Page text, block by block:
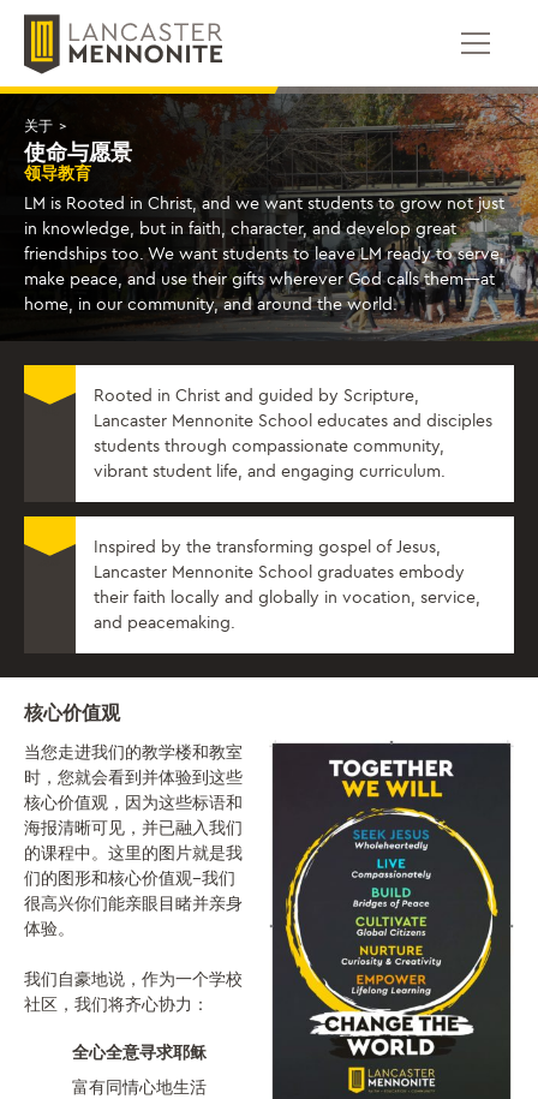
容
关于 >
使命与愿景
领导教育
LM is Rooted in Christ, and we want students to grow not just
in knowledge, but in faith, character, and develop great
friendships too. We want students to leave LM ready to serve,
make peace, and use their gifts wherever God calls them—at
home, in our community, and around the world.
Rooted in Christ and guided by Scripture,
Lancaster Mennonite School educates and disciples
students through compassionate community,
vibrant student life, and engaging curriculum.
Inspired by the transforming gospel of Jesus,
Lancaster Mennonite School graduates embody
their faith locally and globally in vocation, service,
and peacemaking.
核心价值观
当您走进我们的教学楼和教室
时，您就会看到并体验到这些
核心价值观，因为这些标语和
海报清晰可见，并已融入我们
的课程中。这里的图片就是我
们的图形和核心价值观--我们
很高兴你们能亲眼目睹并亲身
体验。
我们自豪地说，作为一个学校
社区，我们将齐心协力：
全心全意寻求耶稣
富有同情心地生活